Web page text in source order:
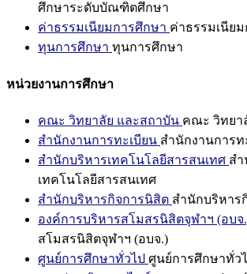
ศึกษาระดับบัณฑิตศึกษา
ค่าธรรมเนียมการศึกษา ค่าธรรมเนีย
ทุนการศึกษา ทุนการศึกษา
หน่วยงานการศึกษา
คณะ วิทยาลัย และสถาบัน คณะ วิทยา
สำนักงานการทะเบียน สำนักงานการท
สำนักบริหารเทคโนโลยีสารสนเทศ สำ
เทคโนโลยีสารสนเทศ
สำนักบริหารกิจการนิสิต สำนักบริหาร
องค์การบริหารสโมสรนิสิตจุฬาฯ (อบจ
สโมสรนิสิตจุฬาฯ (อบจ.)
ศูนย์การศึกษาทั่วไป ศูนย์การศึกษาทั่ว